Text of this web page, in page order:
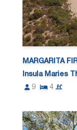
MARGARITA
Insula Maries
9
4